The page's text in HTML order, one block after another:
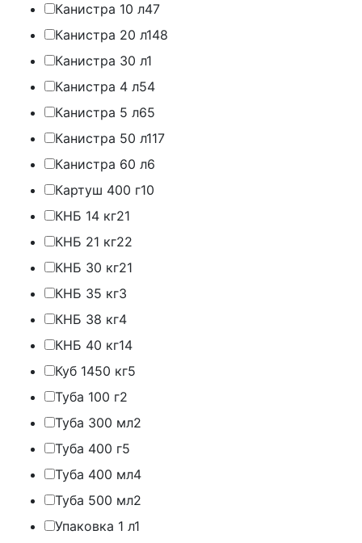
Канистра 10 л47
Канистра 20 л148
Канистра 30 л1
Канистра 4 л54
Канистра 5 л65
Канистра 50 л117
Канистра 60 л6
Картуш 400 г10
КНБ 14 кг21
КНБ 21 кг22
КНБ 30 кг21
КНБ 35 кг3
КНБ 38 кг4
КНБ 40 кг14
Куб 1450 кг5
Туба 100 г2
Туба 300 мл2
Туба 400 г5
Туба 400 мл4
Туба 500 мл2
Упаковка 1 л1